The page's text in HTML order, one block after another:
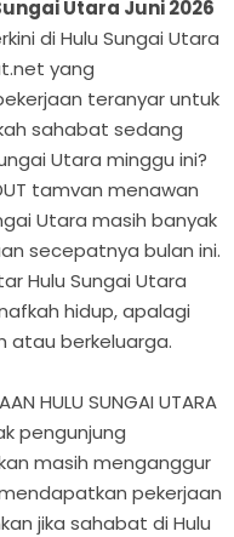
Utara Juni 2026
di Hulu Sungai Utara
yang
teranyar untuk
sahabat sedang
Utara minggu ini?
tamvan menawan
Utara masih banyak
secepatnya bulan ini.
Hulu Sungai Utara
hidup, apalagi
atau berkeluarga.
HULU SUNGAI UTARA
pengunjung
masih menganggur
pekerjaan
jika sahabat di Hulu